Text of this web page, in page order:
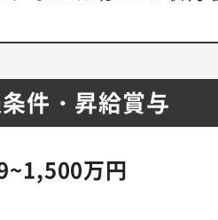
件・昇給賞与
万円